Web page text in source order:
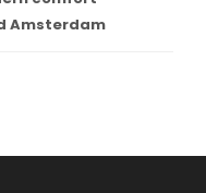
Amsterdam